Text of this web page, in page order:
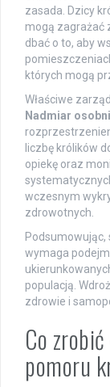
zasada. Dzicy
mogą zagrażać
dbać o to, aby
których mogą
Właściwe
Nadmiar
liczbę królików
opiekę oraz
wczesnym
zdrowotnych.
wymaga
populacją.
zdrowie i
Co
pomoru